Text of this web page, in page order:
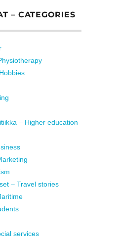
– CATEGORIES
– Higher education
– Travel stories
services